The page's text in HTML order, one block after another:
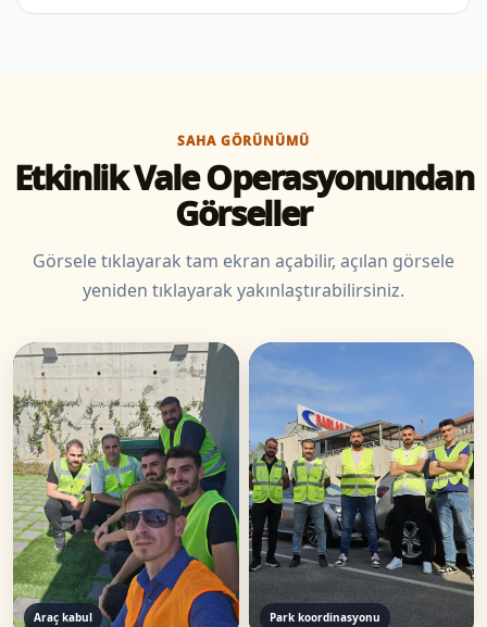
SAHA GÖRÜNÜMÜ
Etkinlik Vale Operasyonundan
Görseller
Görsele tıklayarak tam ekran açabilir, açılan görsele
yeniden tıklayarak yakınlaştırabilirsiniz.
Araç kabul Park koordinasyonu